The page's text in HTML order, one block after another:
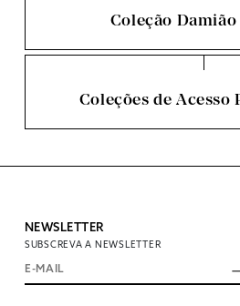
Coleção Damião
Coleções de Acesso
NEWSLETTER
SUBSCREVA A NEWSLETTER